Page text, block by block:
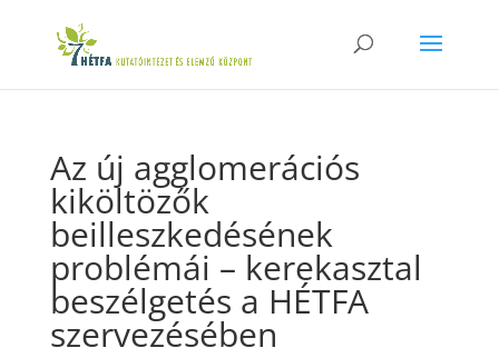
Az új agglomerációs
kiköltözők
beilleszkedésének
problémái – kerekasztal
beszélgetés a HÉTFA
szervezésében